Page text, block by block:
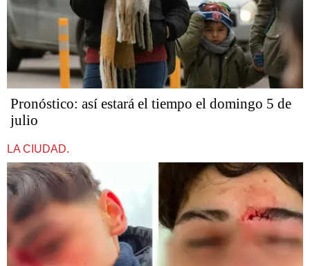
Pronóstico: así estará el tiempo el domingo 5 de
julio
LA CIUDAD.